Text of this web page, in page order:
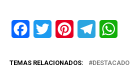
FacebookTwitter PinterestTelegram
TEMAS RELACIONADOS: DESTACADO